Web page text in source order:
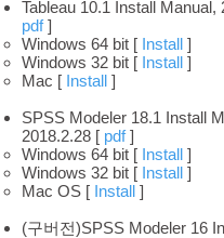
Tableau 10.1 Install Manual,
pdf]
Windows 64 bit [ Install ]
Windows 32 bit [ Install ]
Mac [ Install ]
SPSS Modeler 18.1 Install
2018.2.28 [ pdf ]
Windows 64 bit [ Install ]
Windows 32 bit [ Install ]
Mac OS [ Install ]
(구버전)SPSS Modeler 16